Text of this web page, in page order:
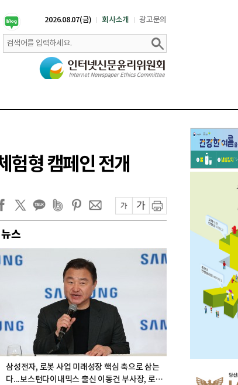
2026.08.07(금) 회사소개 광고문의
험형 캠페인 전개
스
삼성전자, 로봇 사업 미래성장 핵심 축으로 삼는
다...보스턴다이내믹스 출신 이동건 부사장, 로보